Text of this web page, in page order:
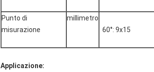
Punto di
misurazione
millimetro
60°: 9x15
Applicazione: